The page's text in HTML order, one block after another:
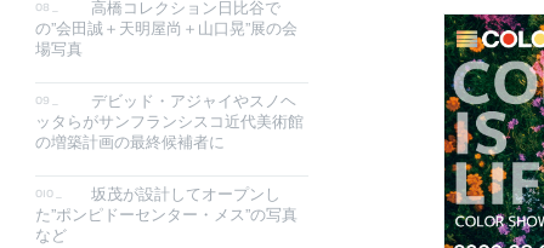
高橋コレクション日比谷で
の”会田誠＋天明屋尚＋山口晃”展の会
場写真
デビッド・アジャイやスノヘ
ッタらがサンフランシスコ近代美術館
の増築計画の最終候補者に
坂茂が設計してオープンし
た”ポンピドーセンター・メス”の写真
など